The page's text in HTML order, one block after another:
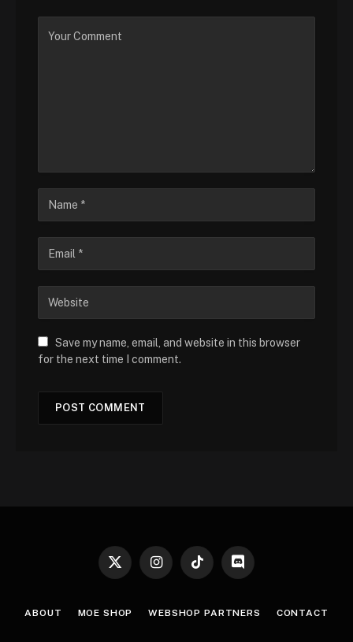
Save my name, email, and website in this browser
for the next time I comment.
X
InstagramTikTok Discord
ABOUT MOE SHOP WEBSHOP PARTNERS CONTACT